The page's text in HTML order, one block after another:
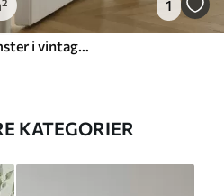
1
Fugler, granatepler og blomster i vintage-stil
KATEGORIER